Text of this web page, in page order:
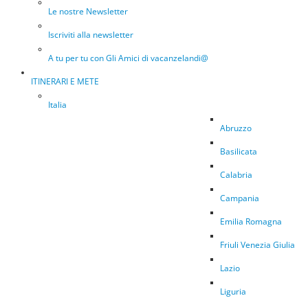
Le nostre Newsletter
Iscriviti alla newsletter
A tu per tu con Gli Amici di vacanzelandi@
ITINERARI E METE
Italia
Abruzzo
Basilicata
Calabria
Campania
Emilia Romagna
Friuli Venezia Giulia
Lazio
Liguria